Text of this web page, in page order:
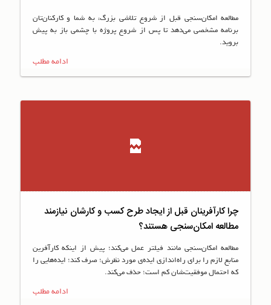
مطالعه امکان‌سنجی قبل از شروع تلاشی بزرگ، به شما و کارکنان‌تان
برنامه مشخصی می‌دهد تا پس از شروع پروژه با چشمی باز به پیش
بروید.
ادامه مطلب
چرا کارآفرینان قبل از ایجاد طرح کسب‌ و کارشان نیازمند
مطالعه امکان‌سنجی هستند؟
مطالعه امکان‌سنجی مانند فیلتر عمل می‌کند؛ پیش از اینکه کارآفرین
منابع لازم را برای راه‌اندازی ایده‌ی مورد نظرش؛ صرف کند؛ ایده‌هایی را
که احتمال موفقیت‌شان کم است؛ حذف می‌کند.
ادامه مطلب